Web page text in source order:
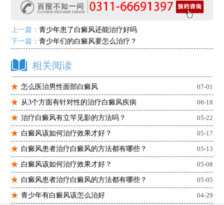
上一篇：青少年患了白癜风还能治疗好吗
下一篇：青少年们的白癜风要怎么治疗？
相关阅读
怎么医治男性面部白癜风 07-01
从3个方面有针对性的治疗白癜风疾病 06-18
治疗白癜风有立竿见影的方法吗？ 05-22
白癜风该如何治疗效果才好？ 05-17
白癜风患者治疗白癜风的方法都有哪些？ 05-13
白癜风该如何治疗效果才好？ 05-08
白癜风患者治疗白癜风的方法都有哪些？ 05-05
青少年有白癜风该怎么治好 04-29